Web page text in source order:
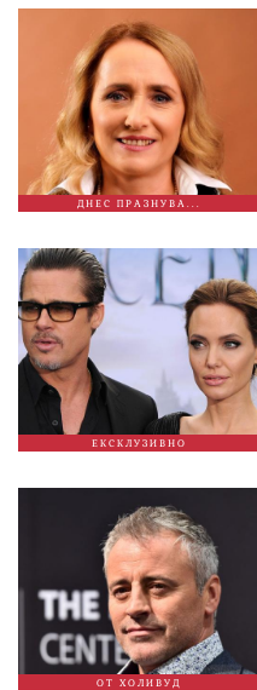
ДНЕС ПРАЗНУВА...
ЕКСКЛУЗИВНО
ОТ ХОЛИВУД